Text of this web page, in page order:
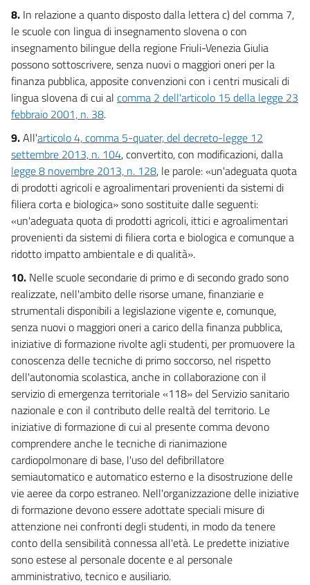
8. In relazione a quanto disposto dalla lettera c) del comma 7,
le scuole con lingua di insegnamento slovena o con
insegnamento bilingue della regione Friuli-Venezia Giulia
possono sottoscrivere, senza nuovi o maggiori oneri per la
finanza pubblica, apposite convenzioni con i centri musicali di
lingua slovena di cui al comma 2 dell'articolo 15 della legge 23
febbraio 2001, n. 38.
9.All'articolo 4, comma 5-quater, del decreto-legge 12
settembre 2013, n. 104, convertito, con modificazioni, dalla
legge 8 novembre 2013, n. 128, le parole: «un'adeguata quota
di prodotti agricoli e agroalimentari provenienti da sistemi di
filiera corta e biologica» sono sostituite dalle seguenti:
«un'adeguata quota di prodotti agricoli, ittici e agroalimentari
provenienti da sistemi di filiera corta e biologica e comunque a
ridotto impatto ambientale e di qualità».
10. Nelle scuole secondarie di primo e di secondo grado sono
realizzate, nell'ambito delle risorse umane, finanziarie e
strumentali disponibili a legislazione vigente e, comunque,
senza nuovi o maggiori oneri a carico della finanza pubblica,
iniziative di formazione rivolte agli studenti, per promuovere la
conoscenza delle tecniche di primo soccorso, nel rispetto
dell'autonomia scolastica, anche in collaborazione con il
servizio di emergenza territoriale «118» del Servizio sanitario
nazionale e con il contributo delle realtà del territorio. Le
iniziative di formazione di cui al presente comma devono
comprendere anche le tecniche di rianimazione
cardiopolmonare di base, l'uso del defibrillatore
semiautomatico e automatico esterno e la disostruzione delle
vie aeree da corpo estraneo. Nell'organizzazione delle iniziative
di formazione devono essere adottate speciali misure di
attenzione nei confronti degli studenti, in modo da tenere
conto della sensibilità connessa all'età. Le predette iniziative
sono estese al personale docente e al personale
amministrativo, tecnico e ausiliario.